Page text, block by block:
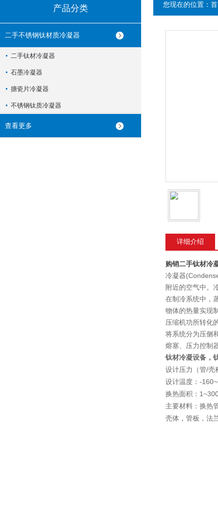
产品分类
二手不锈钢钛材质冷凝器
二手钛材冷凝器
石墨冷凝器
搪瓷片冷凝器
不锈钢钛质冷凝器
查看更多
您现在的位置：
详细介绍
购销二手钛材冷
冷凝器
附近的空气中。
在制冷系统中，
物体的热量实现
压缩机功所转化
将系统分为压侧
熔塞、压力控制
钛材冷凝设备，
设计压力（管/壳
设计温度： -
换热面积：
主要材料：换热
壳体，管板，法